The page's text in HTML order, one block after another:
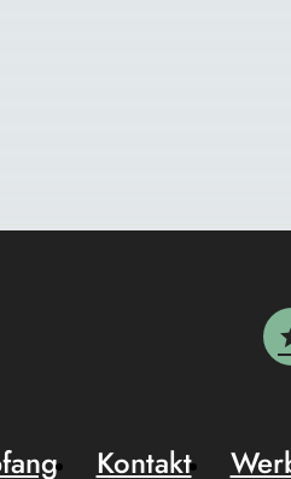
Kontakt